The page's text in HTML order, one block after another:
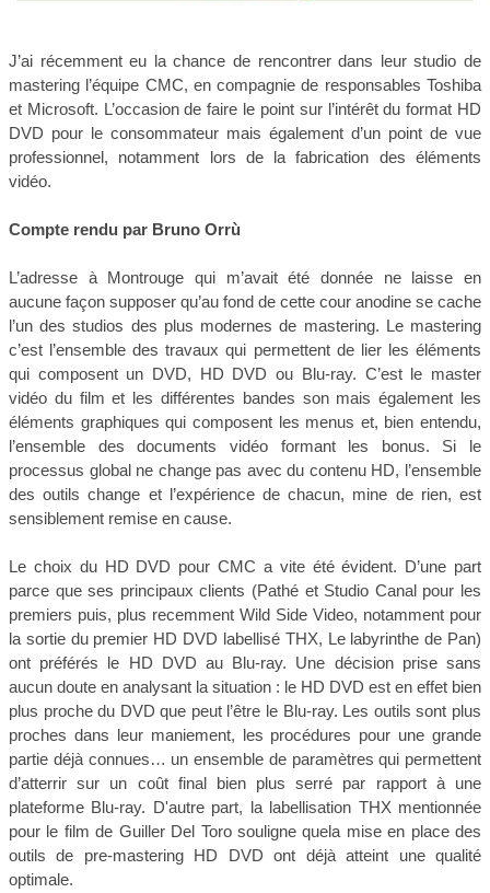
J’ai récemment eu la chance de rencontrer dans leur studio de
mastering l’équipe CMC, en compagnie de responsables Toshiba
et Microsoft. L’occasion de faire le point sur l’intérêt du format HD
DVD pour le consommateur mais également d’un point de vue
professionnel, notamment lors de la fabrication des éléments
vidéo.
Compte rendu par Bruno Orrù
L’adresse à Montrouge qui m’avait été donnée ne laisse en
aucune façon supposer qu’au fond de cette cour anodine se cache
l’un des studios des plus modernes de mastering. Le mastering
c’est l’ensemble des travaux qui permettent de lier les éléments
qui composent un DVD, HD DVD ou Blu-ray. C’est le master
vidéo du film et les différentes bandes son mais également les
éléments graphiques qui composent les menus et, bien entendu,
l’ensemble des documents vidéo formant les bonus. Si le
processus global ne change pas avec du contenu HD, l’ensemble
des outils change et l’expérience de chacun, mine de rien, est
sensiblement remise en cause.
Le choix du HD DVD pour CMC a vite été évident. D’une part
parce que ses principaux clients (Pathé et Studio Canal pour les
premiers puis, plus recemment Wild Side Video, notamment pour
la sortie du premier HD DVD labellisé THX, Le labyrinthe de Pan)
ont préférés le HD DVD au Blu-ray. Une décision prise sans
aucun doute en analysant la situation : le HD DVD est en effet bien
plus proche du DVD que peut l’être le Blu-ray. Les outils sont plus
proches dans leur maniement, les procédures pour une grande
partie déjà connues… un ensemble de paramètres qui permettent
d’atterrir sur un coût final bien plus serré par rapport à une
plateforme Blu-ray. D'autre part, la labellisation THX mentionnée
pour le film de Guiller Del Toro souligne quela mise en place des
outils de pre-mastering HD DVD ont déjà atteint une qualité
optimale.